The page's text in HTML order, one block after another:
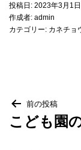
麹・甘酒
投稿日: 2023年3月1日
作成者: admin
カテゴリー: カネチョ
投前の投稿
こども園